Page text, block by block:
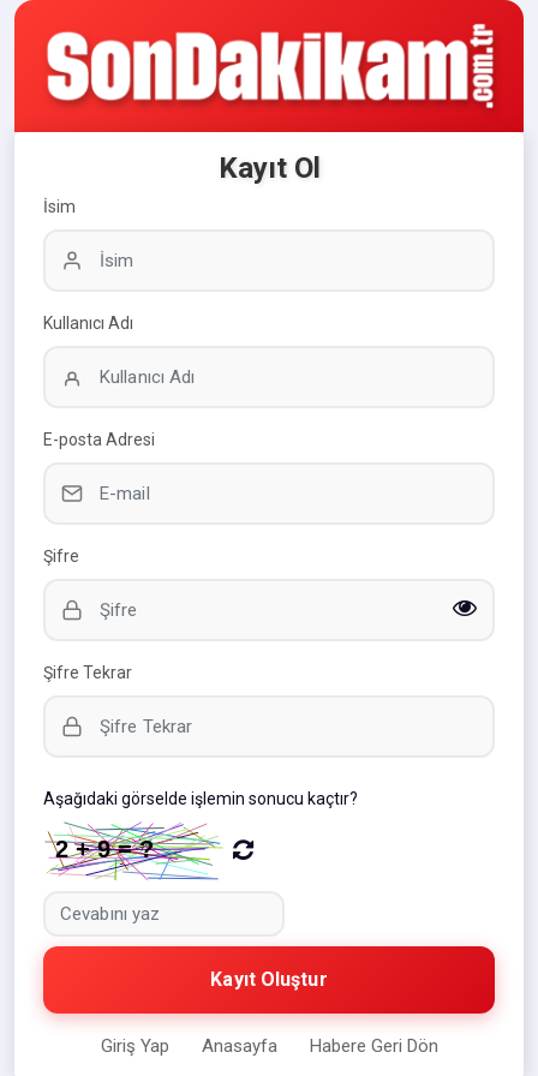
Kayıt Ol
İsim
Kullanıcı Adı
E-posta Adresi
Şifre
Şifre Tekrar
Aşağıdaki görselde işlemin sonucu kaçtır?
Kayıt Oluştur
Giriş Yap Anasayfa Habere Geri Dön